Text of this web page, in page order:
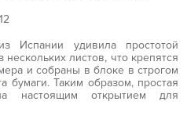
Испании удивила простотой
нескольких листов, что крепятся
и собраны в блоке в строгом
бумаги. Таким образом, простая
настоящим открытием для